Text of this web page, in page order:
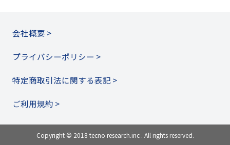
会社概要 >
プライバシーポリシー >
特定商取引法に関する表記 >
ご利用規約 >
Copyright © 2018 tecno research.inc . All rights reserved.